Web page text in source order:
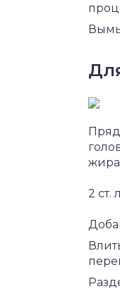
2 ст.